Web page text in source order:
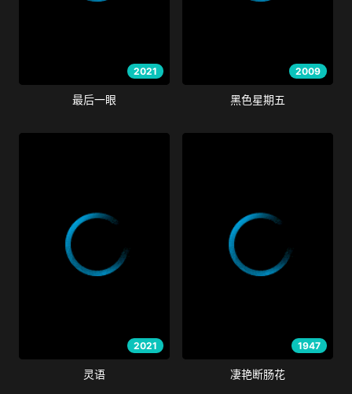
2021
最后一眼
2009
黑色星期五
2021
灵语
1947
凄艳断肠花